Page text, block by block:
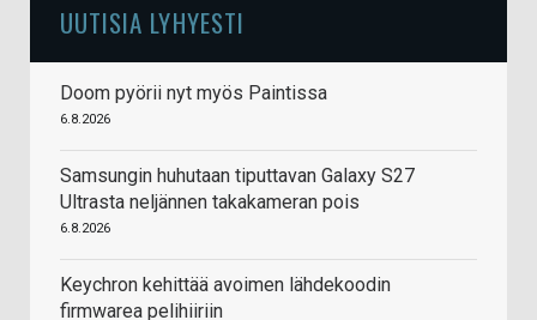
UUTISIA LYHYESTI
Doom pyörii nyt myös Paintissa
6.8.2026
Samsungin huhutaan tiputtavan Galaxy S27
Ultrasta neljännen takakameran pois
6.8.2026
Keychron kehittää avoimen lähdekoodin
firmwarea pelihiiriin